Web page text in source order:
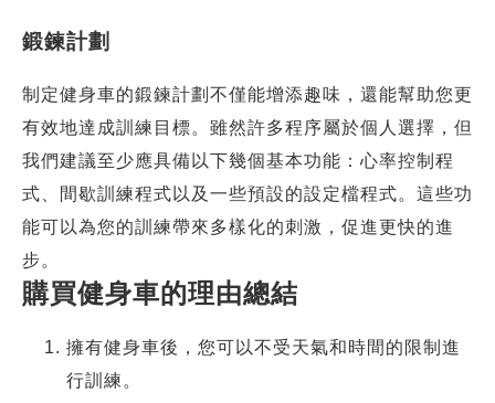
鍛鍊計劃
制定健身車的鍛鍊計劃不僅能增添趣味，還能幫助您更
有效地達成訓練目標。雖然許多程序屬於個人選擇，但
我們建議至少應具備以下幾個基本功能：心率控制程
式、間歇訓練程式以及一些預設的設定檔程式。這些功
能可以為您的訓練帶來多樣化的刺激，促進更快的進
步。
購買健身車的理由總結
擁有健身車後，您可以不受天氣和時間的限制進
行訓練。